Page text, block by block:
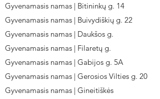
Gyvenamasis namas | Bitininkų g. 14
Gyvenamasis namas | Buivydiškių g. 22
Gyvenamasis namas | Daukšos g.
Gyvenamasis namas | Filaretų g.
Gyvenamasis namas | Gabijos g. 5A
Gyvenamasis namas | Gerosios Vilties g. 20
Gyvenamasis namas | Gineitiškės